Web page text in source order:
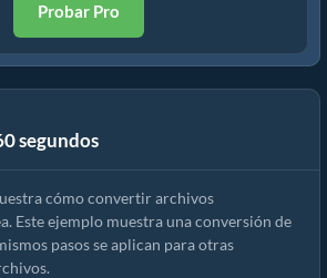
Probar Pro
segundos
comprimidos usando ezyZip
cómo convertir archivos
Este ejemplo muestra una conversión de
pasos se aplican para otras